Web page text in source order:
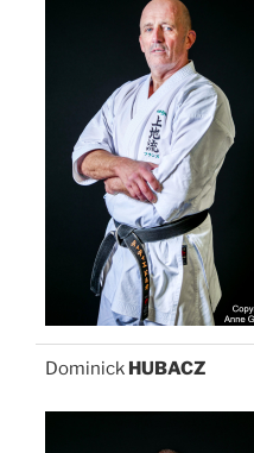
Dominick HUBACZ